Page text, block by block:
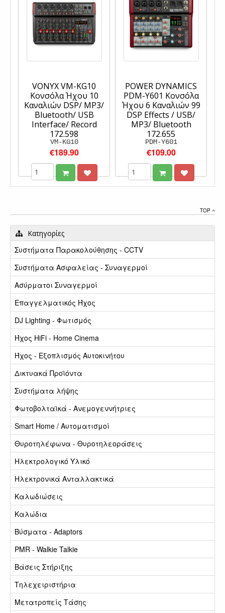
VONYX VM-KG10
Κονσόλα Ήχου 10
Καναλιών DSP/ MP3/
Bluetooth/ USB
Interface/ Record
172.598
VM-KG10
€189.90
POWER DYNAMICS
PDM-Y601 Κονσόλα
Ήχου 6 Καναλιών 99
DSP Effects / USB/
MP3/ Bluetooth
172.655
PDM-Y601
€109.00
TOP
Κατηγορίες
Συστήματα Παρακολούθησης - CCTV
Συστήματα Ασφαλείας - Συναγερμοί
Ασύρματοι Συναγερμοί
Επαγγελματικός Ήχος
DJ Lighting - Φωτισμός
Ήχος HiFi - Home Cinema
Ήχος - Εξοπλισμός Αυτοκινήτου
Δικτυακά Προϊόντα
Συστήματα λήψης
Φωτοβολταϊκά - Ανεμογεννήτριες
Smart Home / Αυτοματισμοί
Θυροτηλέφωνα - Θυροτηλεοράσεις
Ηλεκτρολογικό Υλικό
Ηλεκτρονικά Ανταλλακτικά
Καλωδιώσεις
Καλώδια
Βύσματα - Adaptors
PMR - Walkie Talkie
Βάσεις Στήριξης
Τηλεχειριστήρια
Μετατροπείς Τάσης